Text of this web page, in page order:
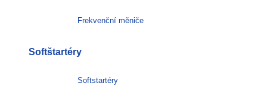
Frekvenční měniče
Softštartéry
Softstartéry